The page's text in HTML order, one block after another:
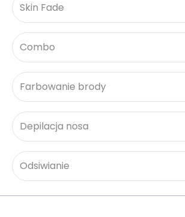
Skin Fade
Combo
Farbowanie brody
Depilacja nosa
Odsiwianie